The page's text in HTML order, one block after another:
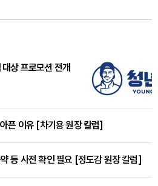
상 프로모션 전개
픈 이유 [차기용 원장 칼럼]
등 사전 확인 필요 [정도감 원장 칼럼]